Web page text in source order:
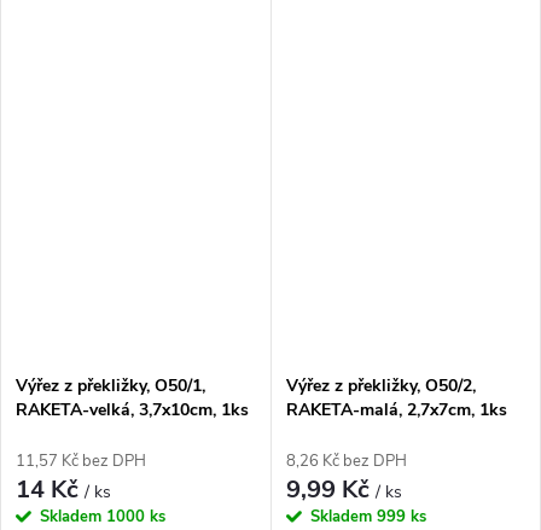
Výřez z překližky, O50/1,
RAKETA-velká, 3,7x10cm, 1ks
11,57 Kč bez DPH
14 Kč/ ks
Skladem 1000 ks
Výřez z překližky, O50/2,
RAKETA-malá, 2,7x7cm, 1ks
8,26 Kč bez DPH
9,99 Kč/ ks
Skladem 999 ks